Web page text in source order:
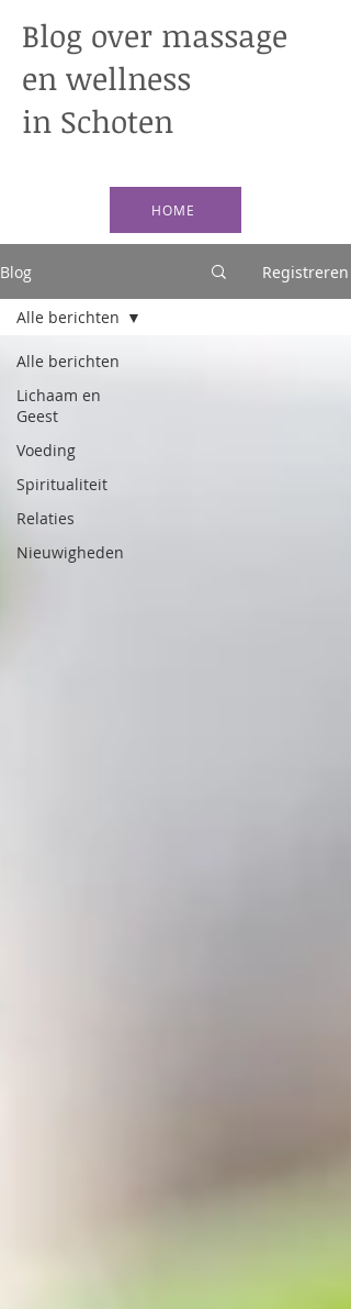
Blog over massage
en wellness
in Schoten
HOME
Blog Registreren
Alle berichten
Lichaam en
Geest
Voeding
Spiritualiteit
Relaties
Nieuwigheden
Alle berichten